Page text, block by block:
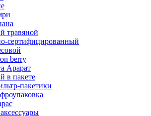
травяной
сертифицированный
berry
Арарат
в пакете
пакетики